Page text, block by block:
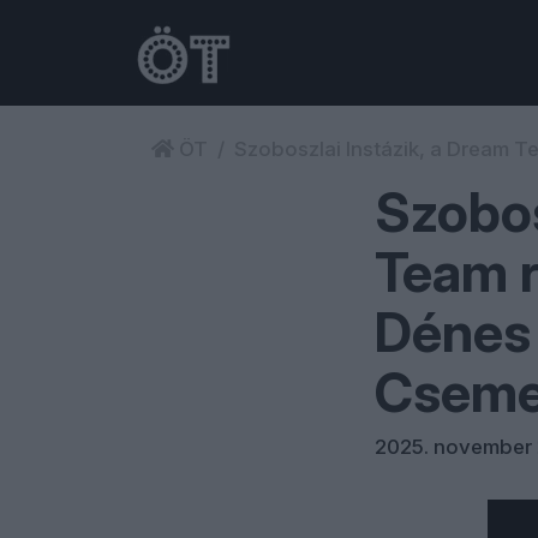
Team
2025. november